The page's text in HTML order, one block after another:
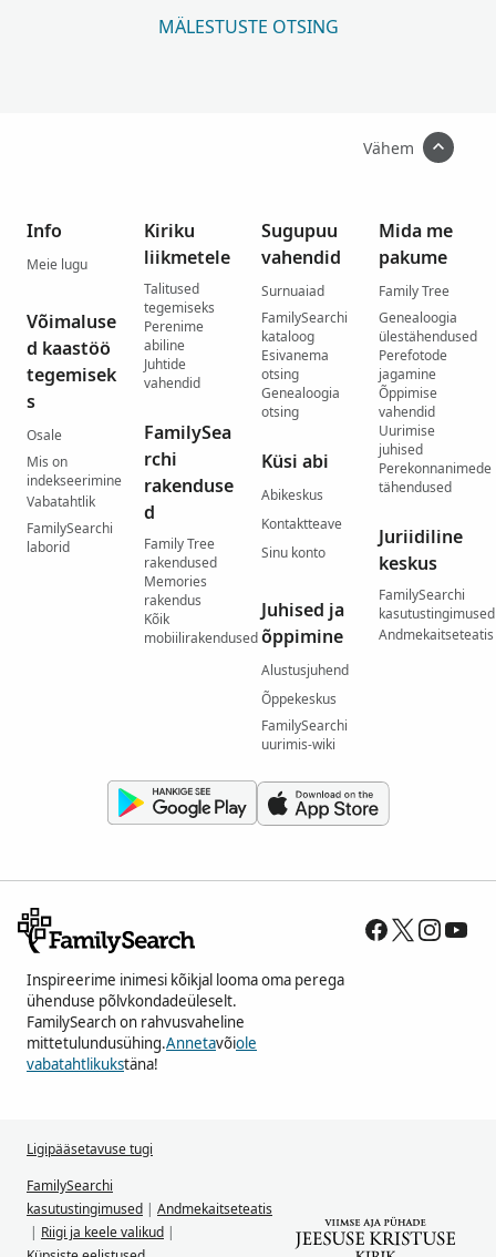
MÄLESTUSTE OTSING
Vähem
Info
Meie lugu
Võimaluse
d kaastöö
tegemisek
s
Osale
Mis on
indekseerimine
Vabatahtlik
FamilySearchi
laborid
Kiriku
liikmetele
Talitused
tegemiseks
Perenime
abiline
Juhtide
vahendid
FamilySea
rchi
rakenduse
d
Family Tree
rakendused
Memories
rakendus
Kõik
mobiilirakendused
Sugupuu
vahendid
Surnuaiad
FamilySearchi
kataloog
Esivanema
otsing
Genealoogia
otsing
Küsi abi
Abikeskus
Kontaktteave
Sinu konto
Juhised ja
õppimine
Alustusjuhend
Õppekeskus
FamilySearchi
uurimis-wiki
Mida me
pakume
Family Tree
Genealoogia
ülestähendused
Perefotode
jagamine
Õppimise
vahendid
Uurimise
juhised
Perekonnanimede
tähendused
Juriidiline
keskus
FamilySearchi
kasutustingimused
Andmekaitseteatis
Inspireerime inimesi kõikjal looma oma perega
ühenduse põlvkondadeüleselt.
FamilySearch on rahvusvaheline
mittetulundusühing.Annetavõiole
vabatahtlikukstäna!
Ligipääsetavuse tugi
FamilySearchi
kasutustingimused | Andmekaitseteatis
| Riigi ja keele valikud |